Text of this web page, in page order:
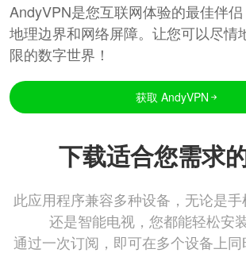
AndyVPN是您互联网体验的最佳伴
地理边界和网络屏障。让您可以尽情
限的数字世界！
获取 AndyVPN
下载适合您需求
此应用程序兼容多种设备，无论是
还是智能电视，您都能轻松安装
通过一次订阅，即可在多个设备上